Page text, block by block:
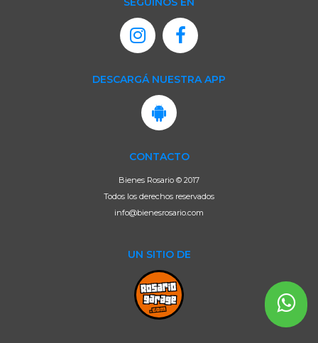
DESCARGÁ NUESTRA APP
CONTACTO
Bienes Rosario © 2017
Todos los derechos reservados
info@bienesrosario.com
UN SITIO DE